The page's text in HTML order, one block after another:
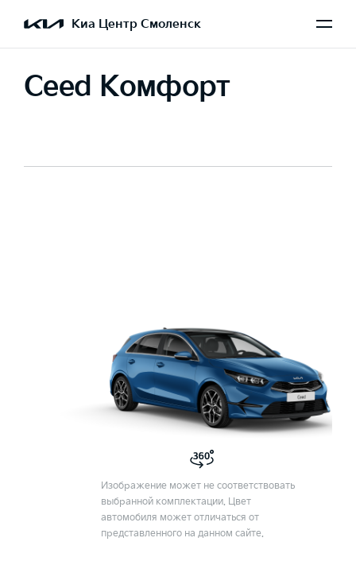
Киа Центр Смоленск
Ceed Комфорт
Изображение может не соответствовать
выбранной комплектации. Цвет
автомобиля может отличаться от
представленного на данном сайте.